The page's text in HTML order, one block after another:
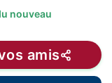
nouveau
amis